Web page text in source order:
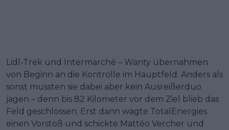
Lidl-Trek und Intermarché – Wanty übernahmen
von Beginn an die Kontrolle im Hauptfeld. Anders als
sonst mussten sie dabei aber kein Ausreißerduo
jagen – denn bis 82 Kilometer vor dem Ziel blieb das
Feld geschlossen. Erst dann wagte TotalEnergies
einen Vorstoß und schickte Mattéo Vercher und